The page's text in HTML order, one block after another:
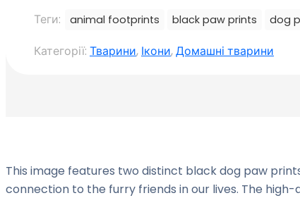
Теги:
animal footprints black paw prints dog
Категорії: Тварини, Ікони,Домашні тварини
This image features two distinct black dog paw
connection to the furry friends in our lives. The